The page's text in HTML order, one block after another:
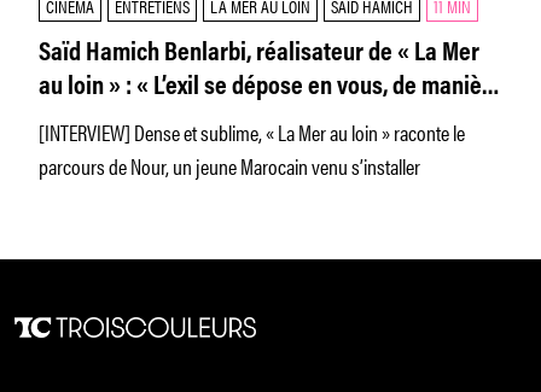
CINÉMA ENTRETIENS LA MER AU LOIN SAÏD HAMICH 11 MIN
Saïd Hamich Benlarbi, réalisateur de « La Mer
au loin » : « L’exil se dépose en vous, de manière
inconsciente »
[INTERVIEW] Dense et sublime, « La Mer au loin » raconte le
parcours de Nour, un jeune Marocain venu s’installer